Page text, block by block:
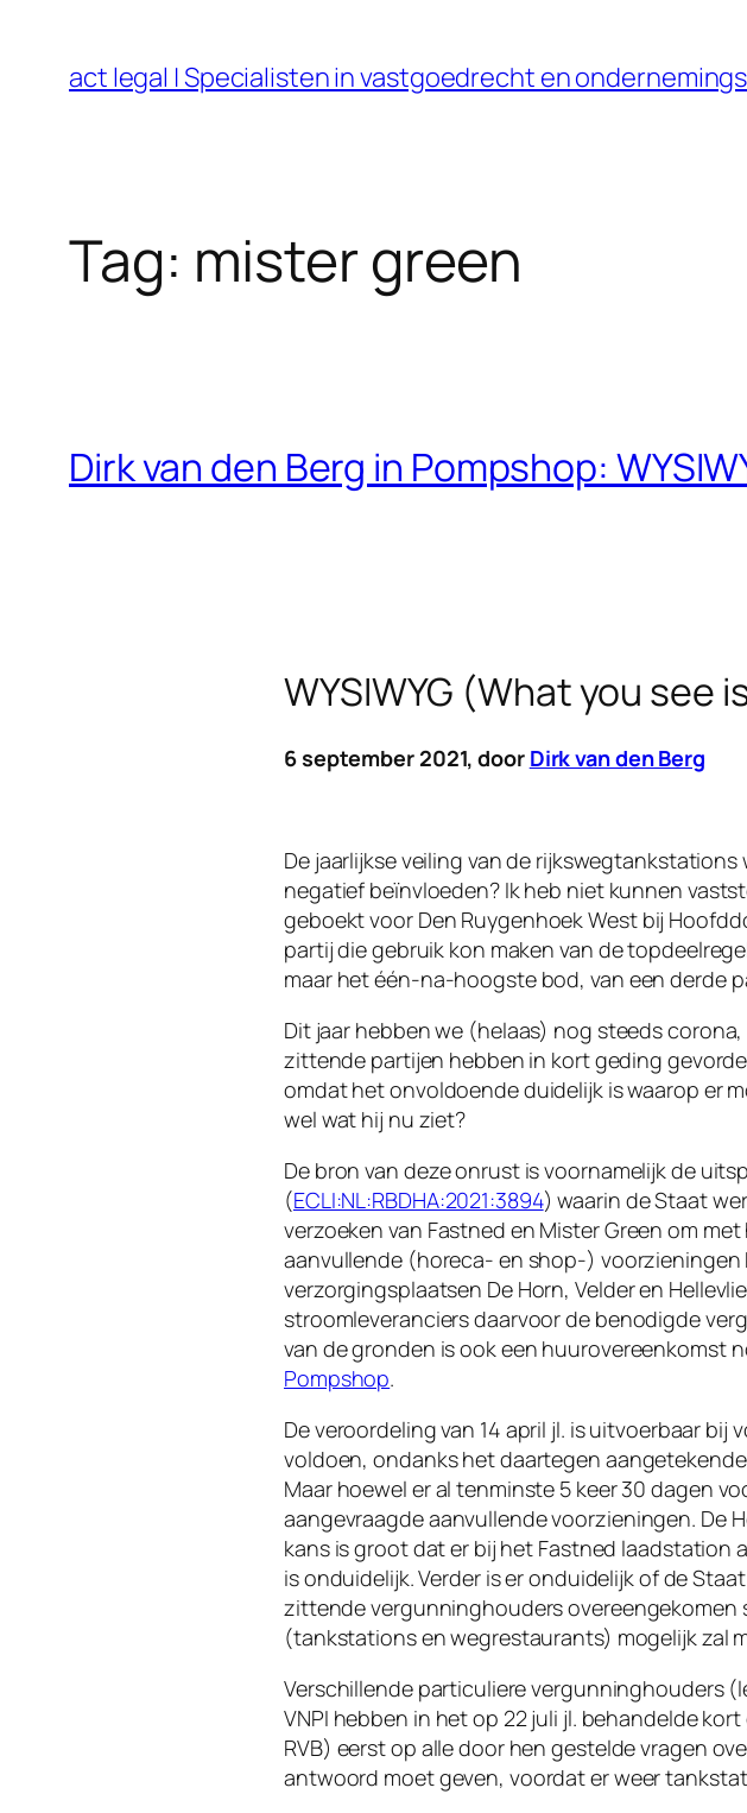
act legal | Specialisten in vastgoedrecht en
Tag: mister green
Dirk van den Berg in Pompshop:
WYSIWYG (What you see
6 september 2021, door Dirk van den Berg
De jaarlijkse veiling van de
negatief beïnvloeden? Ik heb niet kunnen
geboekt voor Den Ruygenhoek West bij
partij die gebruik kon maken van de
maar het één-na-hoogste bod, van een derde
Dit jaar hebben we (helaas) nog steeds
zittende partijen hebben in kort geding
omdat het onvoldoende duidelijk is waarop er
wel wat hij nu ziet?
De bron van deze onrust is voornamelijk de
(ECLI:NL:RBDHA:2021:3894) waarin de Staat
verzoeken van Fastned en Mister Green om
aanvullende (horeca- en shop-)
verzorgingsplaatsen De Horn, Velder en
stroomleveranciers daarvoor de benodigde
van de gronden is ook een huurovereenkomst
Pompshop.
De veroordeling van 14 april jl. is uitvoerbaar
voldoen, ondanks het daartegen
Maar hoewel er al tenminste 5 keer 30 dagen
aangevraagde aanvullende voorzieningen. De
kans is groot dat er bij het Fastned laadstation
is onduidelijk. Verder is er onduidelijk of de
zittende vergunninghouders
(tankstations en wegrestaurants) mogelijk zal
Verschillende particuliere vergunninghouders
VNPI hebben in het op 22 juli jl. behandelde
RVB) eerst op alle door hen gestelde vragen
antwoord moet geven, voordat er weer